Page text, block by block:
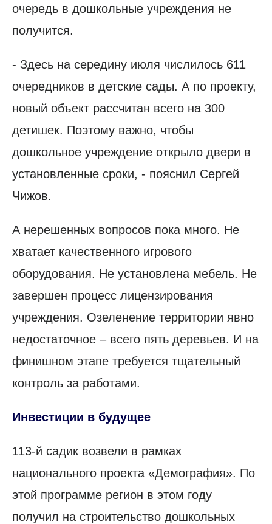
очередь в дошкольные учреждения не
получится.
- Здесь на середину июля числилось 611
очередников в детские сады. А по проекту,
новый объект рассчитан всего на 300
детишек. Поэтому важно, чтобы
дошкольное учреждение открыло двери в
установленные сроки, - пояснил Сергей
Чижов.
А нерешенных вопросов пока много. Не
хватает качественного игрового
оборудования. Не установлена мебель. Не
завершен процесс лицензирования
учреждения. Озеленение территории явно
недостаточное – всего пять деревьев. И на
финишном этапе требуется тщательный
контроль за работами.
Инвестиции в будущее
113-й садик возвели в рамках
национального проекта «Демография». По
этой программе регион в этом году
получил на строительство дошкольных